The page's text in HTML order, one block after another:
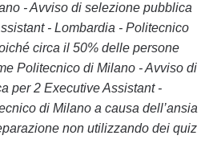
- Avviso di selezione pubblica
- Lombardia - Politecnico
circa il 50% delle persone
Politecnico di Milano - Avviso di
per 2 Executive Assistant -
di Milano a causa dell’ansia
non utilizzando dei quiz